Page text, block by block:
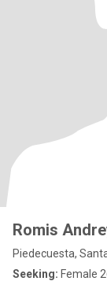
Romis
Piedecuesta,
Seeking: Female